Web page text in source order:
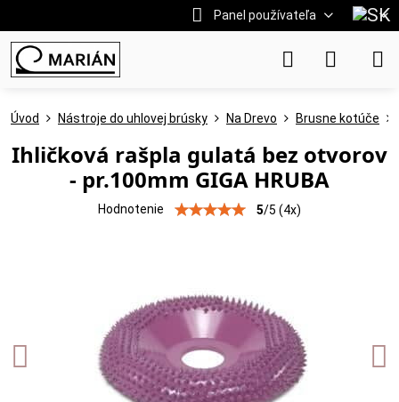
Panel používateľa
Úvod Nástroje do uhlovej brúsky Na Drevo Brusne kotúče
Ihličková rašpla gulatá bez otvorov
- pr.100mm GIGA HRUBA
Hodnotenie 5/5 (4x)